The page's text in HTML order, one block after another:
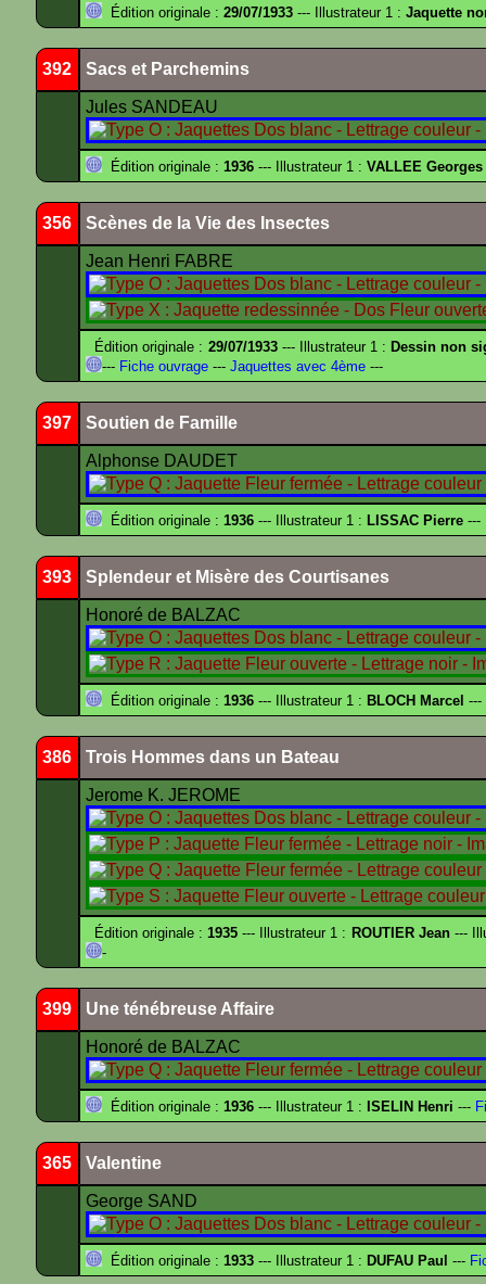
Édition originale : 29/07/1933 --- Illustrateur 1 : Jaquette
392 Sacs et Parchemins
Jules SANDEAU
Édition originale : 1936 --- Illustrateur 1 : VALLEE Georges
356 Scènes de la Vie des Insectes
Jean Henri FABRE
Édition originale : 29/07/1933--- Illustrateur 1 : Dessin non
--- Fiche ouvrage --- Jaquettes avec 4ème ---
397 Soutien de Famille
Alphonse DAUDET
Édition originale : 1936 --- Illustrateur 1 : LISSAC Pierre ---
393 Splendeur et Misère des Courtisanes
Honoré de BALZAC
Édition originale : 1936 --- Illustrateur 1 : BLOCH Marcel ---
386 Trois Hommes dans un Bateau
Jerome K. JEROME
Édition originale :1935 --- Illustrateur 1 : ROUTIER Jean---
-
399 Une ténébreuse Affaire
Honoré de BALZAC
Édition originale : 1936 --- Illustrateur 1 : ISELIN Henri ---
365 Valentine
George SAND
Édition originale : 1933 --- Illustrateur 1 : DUFAU Paul ---